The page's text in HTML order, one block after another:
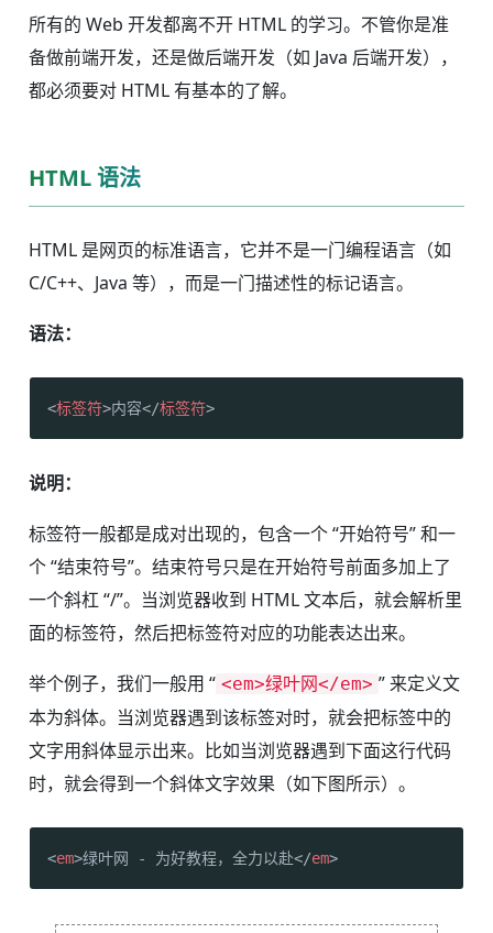
所有的 Web 开发都离不开 HTML 的学习。不管你是准
备做前端开发，还是做后端开发（如 Java 后端开发），
都必须要对 HTML 有基本的了解。
HTML 语法
HTML 是网页的标准语言，它并不是一门编程语言（如
C/C++、Java 等），而是一门描述性的标记语言。
语法：
<标签符>内容</标签符>
说明：
标签符一般都是成对出现的，包含一个 “开始符号” 和一
个 “结束符号”。结束符号只是在开始符号前面多加上了
一个斜杠 “/”。当浏览器收到 HTML 文本后，就会解析里
面的标签符，然后把标签符对应的功能表达出来。
举个例子，我们一般用 “ <em>绿叶网</em> ” 来定义文
本为斜体。当浏览器遇到该标签对时，就会把标签中的
文字用斜体显示出来。比如当浏览器遇到下面这行代码
时，就会得到一个斜体文字效果（如下图所示）。
<em>绿叶网 - 为好教程，全力以赴</em>